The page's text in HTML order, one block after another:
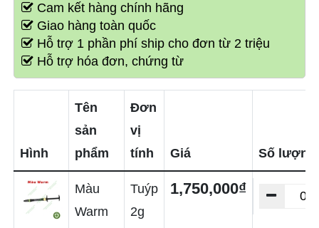
Cam kết hàng chính hãng
Giao hàng toàn quốc
Hỗ trợ 1 phần phí ship cho đơn từ 2 triệu
Hỗ trợ hóa đơn, chứng từ
Hình
Tên
sản
phẩm
Đơn
vị
tính
Giá Số lượng
Màu
Warm
Tuýp
2g
1,750,000₫